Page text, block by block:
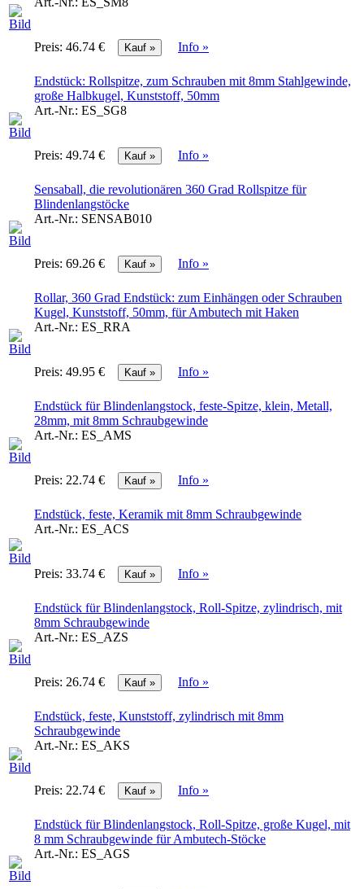
Preis: 46.74 € Info »
Endstück: Rollspitze, zum Schrauben mit 8mm Stahlgewinde,
große Halbkugel, Kunststoff, 50mm
Art.-Nr.: ES_SG8
Preis: 49.74 € Info »
Sensaball, die revolutionären 360 Grad Rollspitze für
Blindenlangstöcke
Art.-Nr.: SENSAB010
Preis: 69.26 € Info »
Rollar, 360 Grad Endstück: zum Einhängen oder Schrauben
Kugel, Kunststoff, 50mm, für Ambutech mit Haken
Art.-Nr.: ES_RRA
Preis: 49.95 € Info »
Endstück für Blindenlangstock, feste-Spitze, klein, Metall,
28mm, mit 8mm Schraubgewinde
Art.-Nr.: ES_AMS
Preis: 22.74 € Info »
Endstück, feste, Keramik mit 8mm Schraubgewinde
Art.-Nr.: ES_ACS
Preis: 33.74 € Info »
Endstück für Blindenlangstock, Roll-Spitze, zylindrisch, mit
8mm Schraubgewinde
Art.-Nr.: ES_AZS
Preis: 26.74 € Info »
Endstück, feste, Kunststoff, zylindrisch mit 8mm
Schraubgewinde
Art.-Nr.: ES_AKS
Preis: 22.74 € Info »
Endstück für Blindenlangstock, Roll-Spitze, große Kugel, mit
8 mm Schraubgewinde für Ambutech-Stöcke
Art.-Nr.: ES_AGS